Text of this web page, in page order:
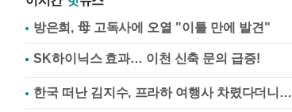
방은희, 母 고독사에 오열 "이틀 만에 발견"
한국 떠난 김지수, 프라하 여행사 차렸다더니…